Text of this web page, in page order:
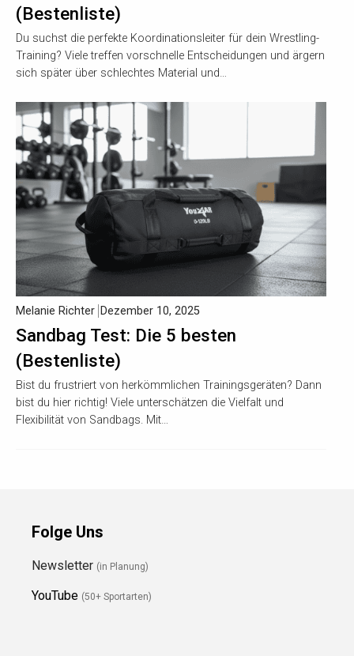
(Bestenliste)
Du suchst die perfekte Koordinationsleiter für dein Wrestling-
Training? Viele treffen vorschnelle Entscheidungen und ärgern
sich später über schlechtes Material und…
Sandbag Test: Die 5 besten
(Bestenliste)
Melanie Richter Dezember 10, 2025
Bist du frustriert von herkömmlichen Trainingsgeräten? Dann
bist du hier richtig! Viele unterschätzen die Vielfalt und
Flexibilität von Sandbags. Mit…
Folge Uns
Newsletter (in Planung)
YouTube (50+ Sportarten)